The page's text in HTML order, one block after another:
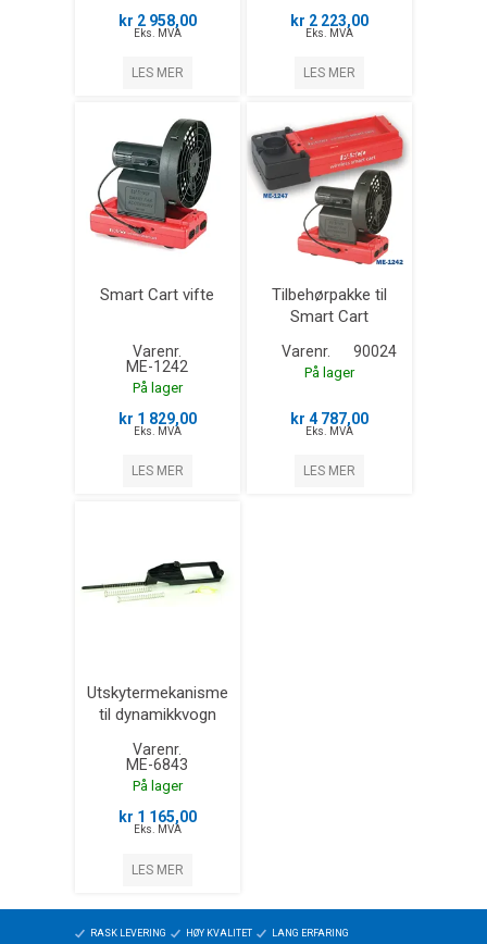
kr 2 958,00
Eks. MVA
LES MER
kr 2 223,00
Eks. MVA
LES MER
Smart Cart vifte
Varenr.
ME-1242
På lager
kr 1 829,00
Eks. MVA
LES MER
Tilbehørpakke til
Smart Cart
Varenr. 90024
På lager
kr 4 787,00
Eks. MVA
LES MER
Utskytermekanisme
til dynamikkvogn
Varenr.
ME-6843
På lager
kr 1 165,00
Eks. MVA
LES MER
RASK LEVERING HØY KVALITET LANG ERFARING